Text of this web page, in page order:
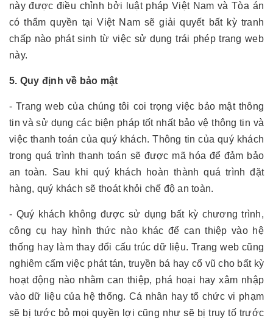
này được điều chỉnh bởi luật pháp Việt Nam và Tòa án
có thẩm quyền tại Việt Nam sẽ giải quyết bất kỳ tranh
chấp nào phát sinh từ việc sử dụng trái phép trang web
này.
5. Quy định về bảo mật
- Trang web của chúng tôi coi trọng việc bảo mật thông
tin và sử dụng các biện pháp tốt nhất bảo vệ thông tin và
việc thanh toán của quý khách. Thông tin của quý khách
trong quá trình thanh toán sẽ được mã hóa để đảm bảo
an toàn. Sau khi quý khách hoàn thành quá trình đặt
hàng, quý khách sẽ thoát khỏi chế độ an toàn.
- Quý khách không được sử dụng bất kỳ chương trình,
công cụ hay hình thức nào khác để can thiệp vào hệ
thống hay làm thay đổi cấu trúc dữ liệu. Trang web cũng
nghiêm cấm việc phát tán, truyền bá hay cổ vũ cho bất kỳ
hoạt động nào nhằm can thiệp, phá hoại hay xâm nhập
vào dữ liệu của hệ thống. Cá nhân hay tổ chức vi phạm
sẽ bị tước bỏ mọi quyền lợi cũng như sẽ bị truy tố trước